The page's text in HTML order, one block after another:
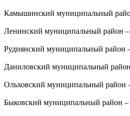
Камышинский муниципальный
Ленинский муниципальный район
Руднянский муниципальный район
Даниловский муниципальный
Ольховский муниципальный район
Быковский муниципальный район –